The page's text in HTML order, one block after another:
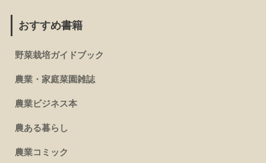
おすすめ書籍
野菜栽培ガイドブック
農業・家庭菜園雑誌
農業ビジネス本
農ある暮らし
農業コミック